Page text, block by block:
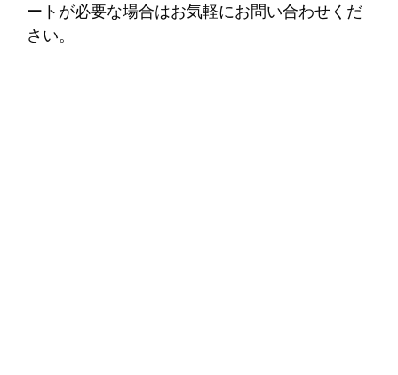
ートが必要な場合はお気軽にお問い合わせくだ
さい。